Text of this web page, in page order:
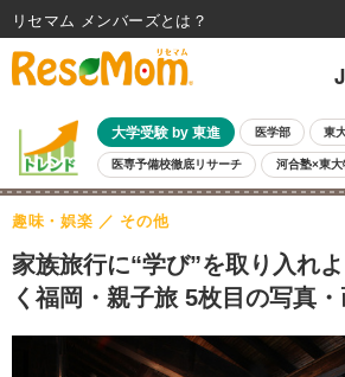
大学受験 by 東進 医学部 東
医専予備校徹底リサーチ 河合塾×東大
親子で考える大学選び 高校受験 中学受験
共通テスト 夏休み
8月開催イベント・WS 全国公立高校 過去問 人
自由研究教材（小学生向け） 自由研究教材（中学生
家族旅行に“学び”を取り入れ
く福岡・親子旅 5枚目の写真
趣味・娯楽 その他
リセマム メンバーズ